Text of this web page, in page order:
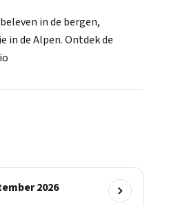
in de bergen,
de Alpen. Ontdek de
2026